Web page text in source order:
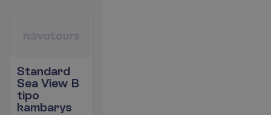
Standard
Sea View B
tipo
kambarys